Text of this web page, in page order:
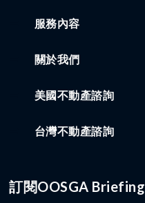
服務內容
關於我們
美國不動產諮詢
台灣不動產諮詢
訂閱OOSGA Briefing